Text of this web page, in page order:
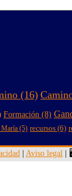
(16)
Formación (8)
María (5) recursos (6)
Aviso legal |